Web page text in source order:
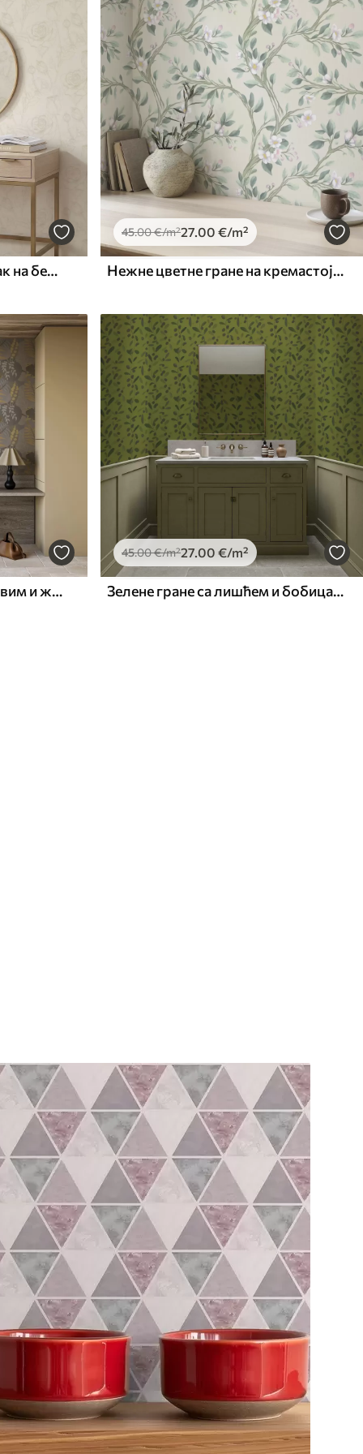
Светло ружичасти узорак на беж позадини
45.00€/m²27.00 €/m²
Нежне цветне гране на кремастој позадини, пастелне боје
Апстрактни листови у сивим и жутим тоновима
45.00€/m²27.00 €/m²
Зелене гране са лишћем и бобицама на маслини